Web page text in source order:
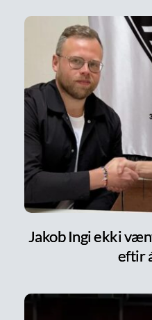
Jakob Ingi ekki
eftir